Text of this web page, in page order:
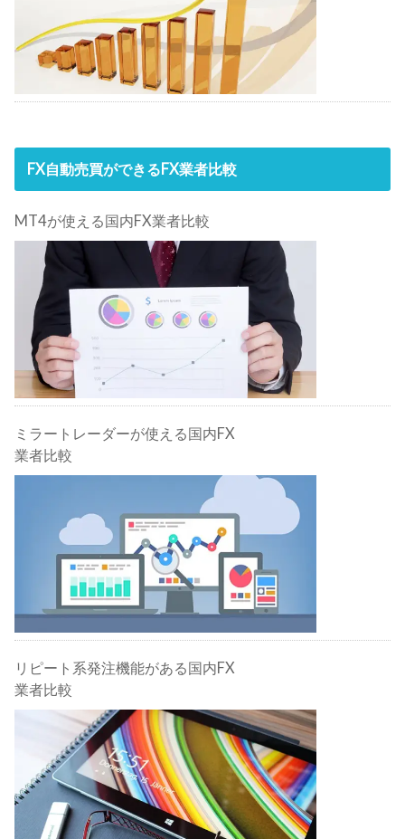
FX自動売買ができるFX業者比較
MT4が使える国内FX業者比較
ミラートレーダーが使える国内FX
業者比較
リピート系発注機能がある国内FX
業者比較